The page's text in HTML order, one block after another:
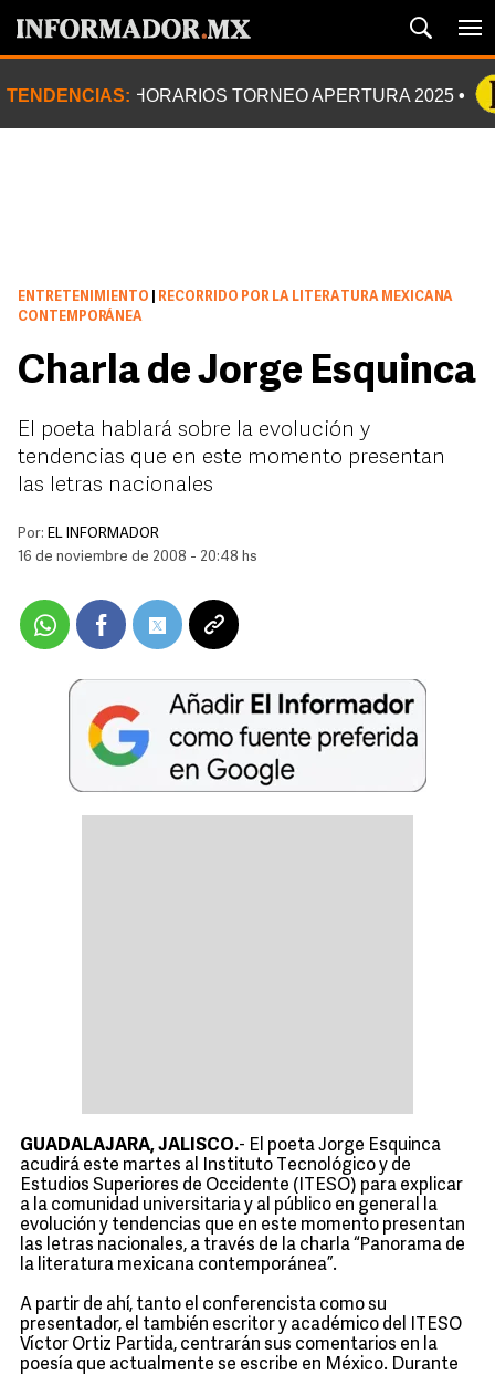
TENDENCIAS: HORARIOS TORNEO APERTURA 2025
ENTRETENIMIENTO
RECORRIDO POR LA LITERATURA MEXICANA
CONTEMPORÁNEA
Charla de Jorge Esquinca
El poeta hablará sobre la evolución y
tendencias que en este momento presentan
las letras nacionales
Por: EL INFORMADOR
16 de noviembre de 2008 - 20:48 hs
GUADALAJARA, JALISCO.- El poeta Jorge Esquinca
acudirá este martes al Instituto Tecnológico y de
Estudios Superiores de Occidente (ITESO) para explicar
a la comunidad universitaria y al público en general la
evolución y tendencias que en este momento presentan
las letras nacionales, a través de la charla “Panorama de
la literatura mexicana contemporánea”.
A partir de ahí, tanto el conferencista como su
presentador, el también escritor y académico del ITESO
Víctor Ortiz Partida, centrarán sus comentarios en la
poesía que actualmente se escribe en México. Durante